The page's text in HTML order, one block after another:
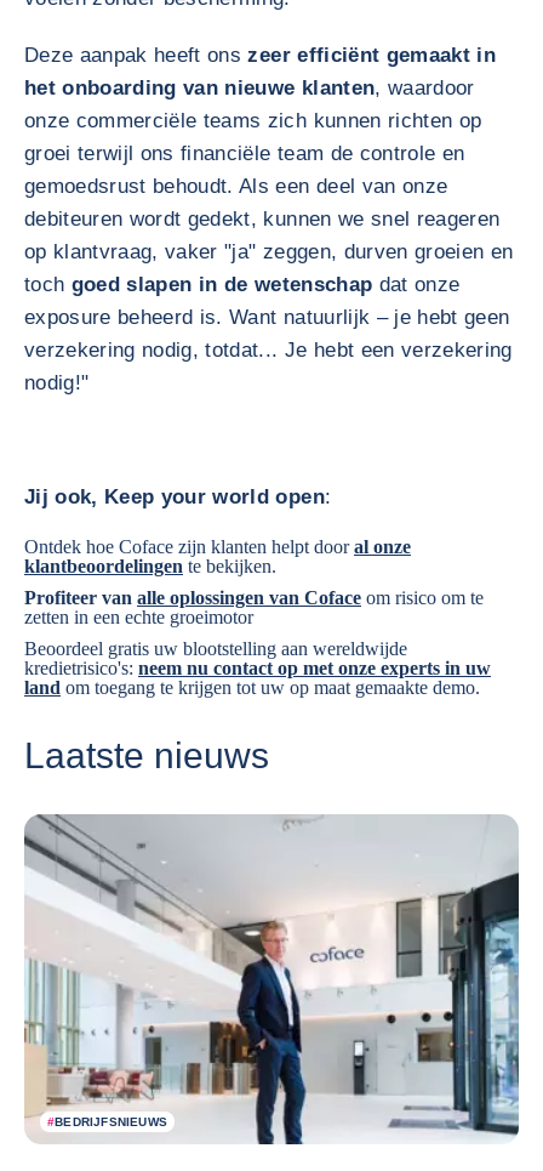
Deze aanpak heeft onszeer efficiënt gemaakt in
het onboarding van nieuwe klanten, waardoor
onze commerciële teams zich kunnen richten op
groei terwijl ons financiële team de controle en
gemoedsrust behoudt. Als een deel van onze
debiteuren wordt gedekt, kunnen we snel reageren
op klantvraag, vaker "ja" zeggen, durven groeien en
toch goed slapen in de wetenschap dat onze
exposure beheerd is. Want natuurlijk – je hebt geen
verzekering nodig, totdat... Je hebt een verzekering
nodig!"
Jij ook, Keep your world open:
Ontdek hoe Coface zijn klanten helpt dooral onze
klantbeoordelingen te bekijken.
Profiteer van alle oplossingen van Coface om risico om te
zetten in een echte groeimotor
Beoordeel gratis uw blootstelling aan wereldwijde
kredietrisico's: neem nu contact op met onze experts in uw
land om toegang te krijgen tot uw op maat gemaakte demo.
Laatste nieuws
#BEDRIJFSNIEUWS